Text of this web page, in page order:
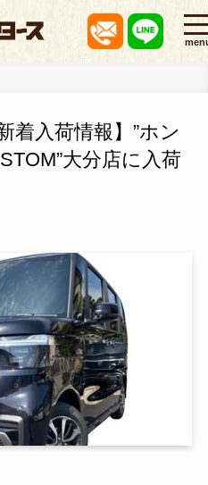
着入荷情報】”ホン
大分店に入荷